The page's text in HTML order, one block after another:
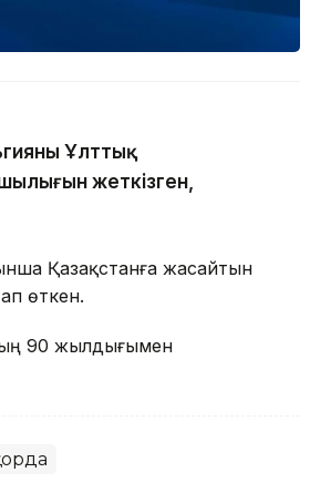
Ұлттық
жеткізген,
Қазақстанға жасайтын
өткен.
90 жылдығымен